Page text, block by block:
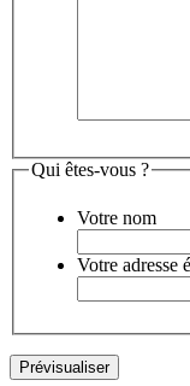
Qui êtes-vous ?
Votre nom
Votre adresse